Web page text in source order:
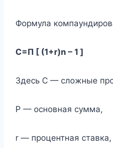
Формула
С=П [ (1+r)n – 1 ]
Здесь C — сложные
P — основная сумма,
r — процентная ставка,